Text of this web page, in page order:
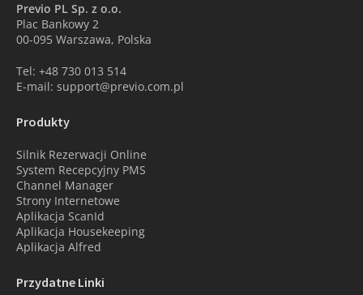
Previo PL Sp. z o.o.
Plac Bankowy 2
00-095 Warszawa, Polska
Tel: +48 730 013 514
E-mail: support@previo.com.pl
Produkty
Silnik Rezerwacji Online
System Recepcyjny PMS
Channel Manager
Strony Internetowe
Aplikacja ScanId
Aplikacja Housekeeping
Aplikacja Alfred
Przydatne Linki